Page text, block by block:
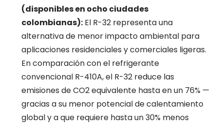
(disponibles en ocho ciudades
colombianas):El R-32 representa una
alternativa de menor impacto ambiental para
aplicaciones residenciales y comerciales ligeras.
En comparación con el refrigerante
convencional R-410A, el R-32 reduce las
emisiones de CO2 equivalente hasta en un 76% —
gracias a su menor potencial de calentamiento
global y a que requiere hasta un 30% menos